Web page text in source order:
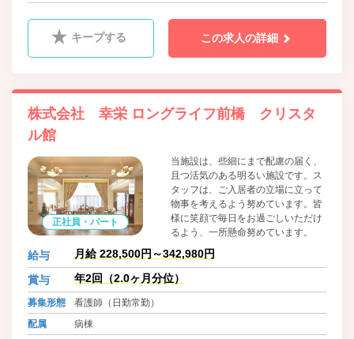
キープする この求人の詳細
株式会社 幸栄 ロングライフ前橋 クリスタ
ル館
正社員・パート
当施設は、些細にまで配慮の届く、
且つ活気のある明るい施設です。ス
タッフは、ご入居者の立場に立って
物事を考えるよう努めています。皆
様に笑顔で毎日をお過ごしいただけ
るよう、一所懸命努めています。
給与 月給 228,500円～342,980円
賞与 年2回（2.0ヶ月分位）
募集形態
看護師（日勤常勤）
配属
病棟